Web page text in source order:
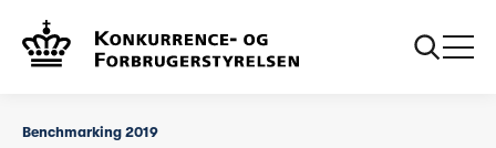
Benchmarking 2019
Benchmarking 2019